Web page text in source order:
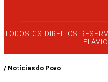
TODOS OS DIREITOS
/ Notícias do Povo